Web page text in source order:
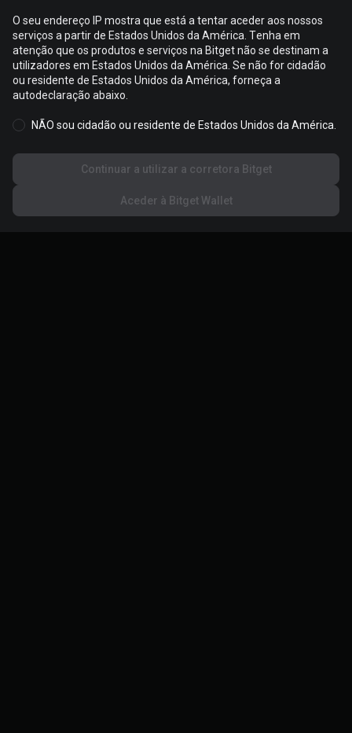
Os cookies são utilizados para otimizar e personalizar a sua
experiência no website. Pode gerir as suas preferências de
cookies e consultar aPolítica de cookies
Aceitar todos os cookies
Rejeitar tudo
Configurações de cookies
O seu endereço IP mostra que está a tentar aceder aos nossos
serviços a partir de Estados Unidos da América. Tenha em
atenção que os produtos e serviços na Bitget não se destinam a
utilizadores em Estados Unidos da América. Se não for cidadão
ou residente de Estados Unidos da América, forneça a
autodeclaração abaixo.
NÃO sou cidadão ou residente de Estados Unidos da América.
Continuar a utilizar a corretora Bitget
Aceder à Bitget Wallet